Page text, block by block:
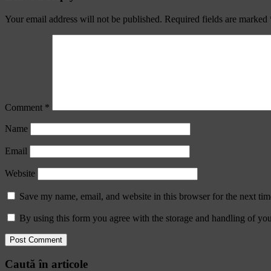
Your email address will not be published. Required fields are marked
Comment *
Name
Email
Website
Save my name, email, and website in this browser for the next
By using this form you agree with the storage and handling of
Caută în articole